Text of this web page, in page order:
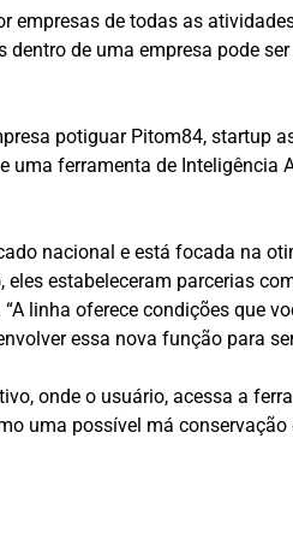
de todas as
de uma empresa pode
potiguar Pitom84, startup
uma ferramenta de Inteligência
nacional e está focada na
estabeleceram parcerias
linha oferece condições que
essa nova função para
onde o usuário, acessa a
uma possível má conservação